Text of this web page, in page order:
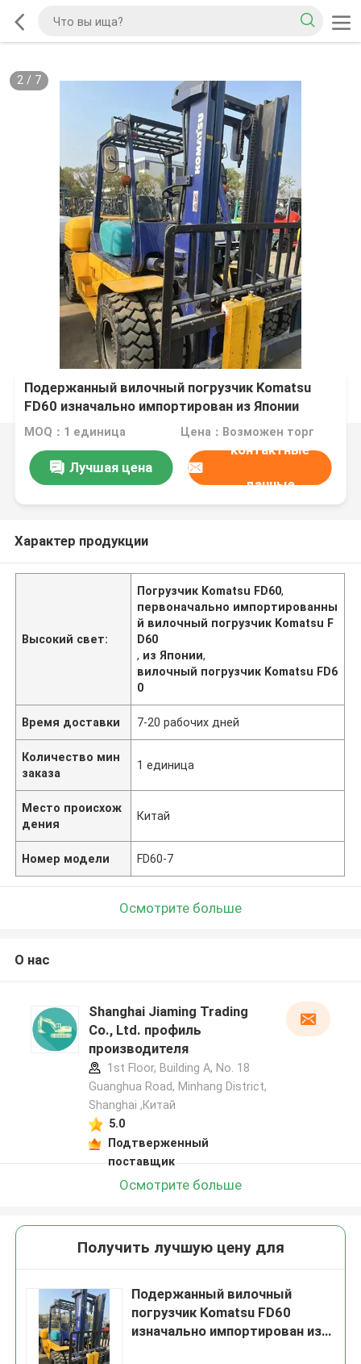
2/ 7
Подержанный вилочный погрузчик Komatsu
FD60 изначально импортирован из Японии
MOQ：1 единица Цена：Возможен торг
Лучшая цена
контактные
данные
Характер продукции
Высокий свет:
Погрузчик Komatsu FD60,
первоначально импортированны
й вилочный погрузчик Komatsu F
D60
, из Японии,
вилочный погрузчик Komatsu FD6
0
Время доставки 7-20 рабочих дней
Количество мин
заказа
1 единица
Место происхож
дения
Китай
Номер модели FD60-7
Осмотрите больше
О нас
Shanghai Jiaming Trading
Co., Ltd. профиль
производителя
1st Floor, Building A, No. 18
Guanghua Road, Minhang District,
Shanghai ,Китай
5.0
Подтверженный
поставщик
Осмотрите больше
Получить лучшую цену для
Подержанный вилочный
погрузчик Komatsu FD60
изначально импортирован из